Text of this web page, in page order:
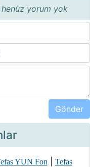
henüz yorum yok
YUN Fon|
Tefas